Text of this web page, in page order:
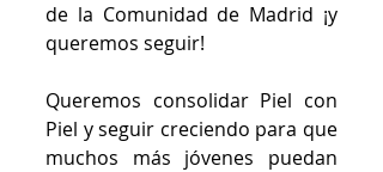
de la Comunidad de Madrid ¡y
queremos seguir!
Queremos consolidar Piel con
Piel y seguir creciendo para que
muchos más jóvenes puedan